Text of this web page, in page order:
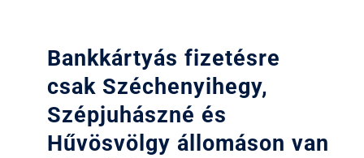
Bankkártyás fizetésre
csak Széchenyihegy,
Szépjuhászné és
Hűvösvölgy állomáson van